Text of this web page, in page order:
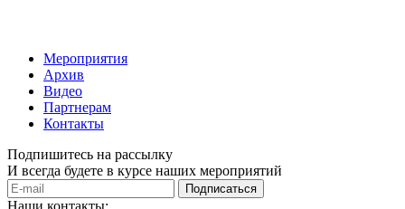
Мероприятия
Архив
Видео
Партнерам
Контакты
Подпишитесь на рассылку
И всегда будете в курсе наших мероприятий
Подписаться
Наши контакты: